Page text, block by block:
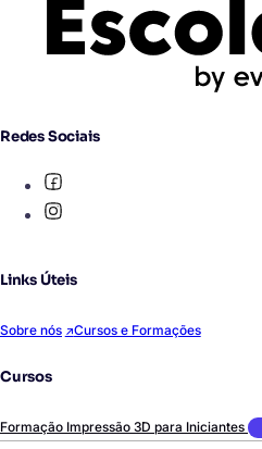
Redes Sociais
Links Úteis
Sobre nós Cursos e Formações
Cursos
Formação Impressão 3D para Iniciantes